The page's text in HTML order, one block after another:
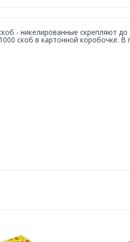
- никелированные скрепляют до
скоб в картонной коробочке. В